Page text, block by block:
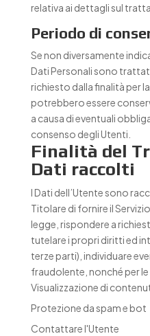
relativa ai dettagli sul
Periodo di
Se non diversamente
Dati Personali sono
richiesto dalla finalità per
potrebbero essere
a causa di eventuali
consenso degli Utenti.
Finalità del
Dati raccolti
I Dati dell’Utente sono
Titolare di fornire il
legge, rispondere a
tutelare i propri diritti ed
terze parti), individuare
fraudolente, nonché per
Visualizzazione di
Protezione da spam e bot
Contattare l'Utente